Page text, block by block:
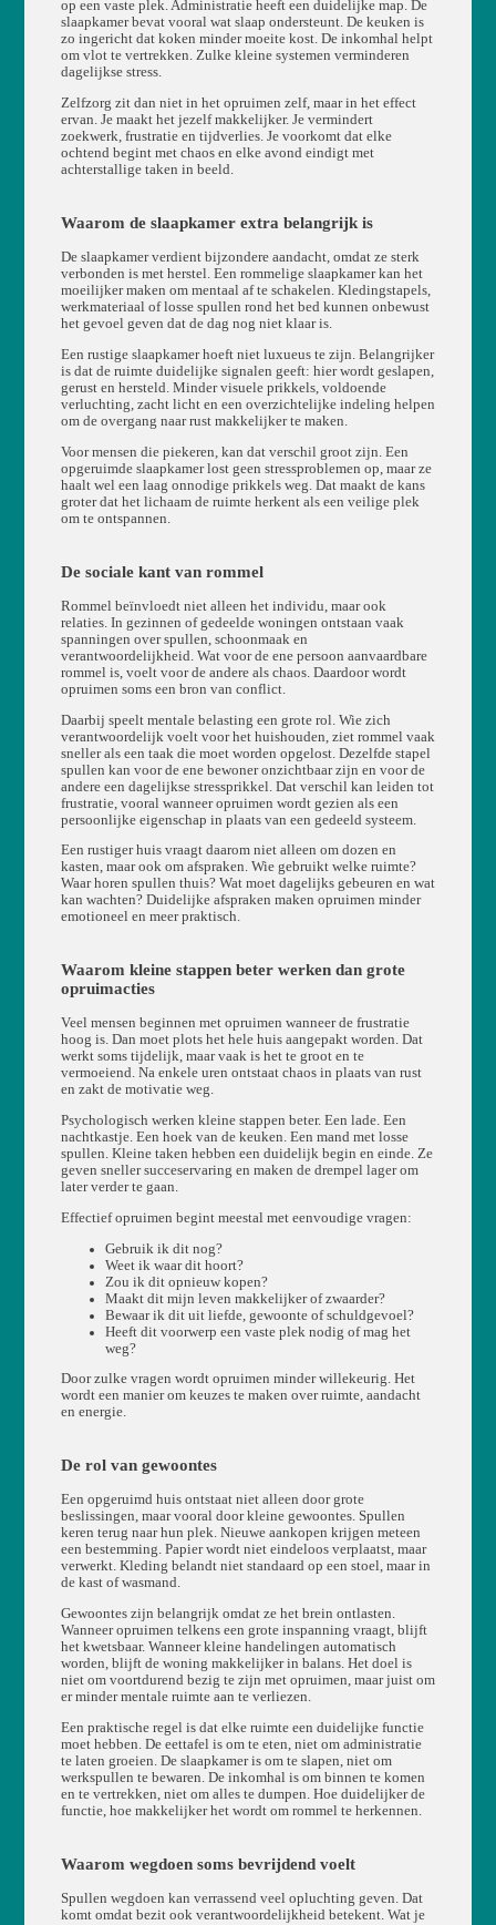
op een vaste plek. Administratie heeft een duidelijke map. De
slaapkamer bevat vooral wat slaap ondersteunt. De keuken is
zo ingericht dat koken minder moeite kost. De inkomhal helpt
om vlot te vertrekken. Zulke kleine systemen verminderen
dagelijkse stress.
Zelfzorg zit dan niet in het opruimen zelf, maar in het effect
ervan. Je maakt het jezelf makkelijker. Je vermindert
zoekwerk, frustratie en tijdverlies. Je voorkomt dat elke
ochtend begint met chaos en elke avond eindigt met
achterstallige taken in beeld.
Waarom de slaapkamer extra belangrijk is
De slaapkamer verdient bijzondere aandacht, omdat ze sterk
verbonden is met herstel. Een rommelige slaapkamer kan het
moeilijker maken om mentaal af te schakelen. Kledingstapels,
werkmateriaal of losse spullen rond het bed kunnen onbewust
het gevoel geven dat de dag nog niet klaar is.
Een rustige slaapkamer hoeft niet luxueus te zijn. Belangrijker
is dat de ruimte duidelijke signalen geeft: hier wordt geslapen,
gerust en hersteld. Minder visuele prikkels, voldoende
verluchting, zacht licht en een overzichtelijke indeling helpen
om de overgang naar rust makkelijker te maken.
Voor mensen die piekeren, kan dat verschil groot zijn. Een
opgeruimde slaapkamer lost geen stressproblemen op, maar ze
haalt wel een laag onnodige prikkels weg. Dat maakt de kans
groter dat het lichaam de ruimte herkent als een veilige plek
om te ontspannen.
De sociale kant van rommel
Rommel beïnvloedt niet alleen het individu, maar ook
relaties. In gezinnen of gedeelde woningen ontstaan vaak
spanningen over spullen, schoonmaak en
verantwoordelijkheid. Wat voor de ene persoon aanvaardbare
rommel is, voelt voor de andere als chaos. Daardoor wordt
opruimen soms een bron van conflict.
Daarbij speelt mentale belasting een grote rol. Wie zich
verantwoordelijk voelt voor het huishouden, ziet rommel vaak
sneller als een taak die moet worden opgelost. Dezelfde stapel
spullen kan voor de ene bewoner onzichtbaar zijn en voor de
andere een dagelijkse stressprikkel. Dat verschil kan leiden tot
frustratie, vooral wanneer opruimen wordt gezien als een
persoonlijke eigenschap in plaats van een gedeeld systeem.
Een rustiger huis vraagt daarom niet alleen om dozen en
kasten, maar ook om afspraken. Wie gebruikt welke ruimte?
Waar horen spullen thuis? Wat moet dagelijks gebeuren en wat
kan wachten? Duidelijke afspraken maken opruimen minder
emotioneel en meer praktisch.
Waarom kleine stappen beter werken dan grote
opruimacties
Veel mensen beginnen met opruimen wanneer de frustratie
hoog is. Dan moet plots het hele huis aangepakt worden. Dat
werkt soms tijdelijk, maar vaak is het te groot en te
vermoeiend. Na enkele uren ontstaat chaos in plaats van rust
en zakt de motivatie weg.
Psychologisch werken kleine stappen beter. Een lade. Een
nachtkastje. Een hoek van de keuken. Een mand met losse
spullen. Kleine taken hebben een duidelijk begin en einde. Ze
geven sneller succeservaring en maken de drempel lager om
later verder te gaan.
Effectief opruimen begint meestal met eenvoudige vragen:
Gebruik ik dit nog?
Weet ik waar dit hoort?
Zou ik dit opnieuw kopen?
Maakt dit mijn leven makkelijker of zwaarder?
Bewaar ik dit uit liefde, gewoonte of schuldgevoel?
Heeft dit voorwerp een vaste plek nodig of mag het
weg?
Door zulke vragen wordt opruimen minder willekeurig. Het
wordt een manier om keuzes te maken over ruimte, aandacht
en energie.
De rol van gewoontes
Een opgeruimd huis ontstaat niet alleen door grote
beslissingen, maar vooral door kleine gewoontes. Spullen
keren terug naar hun plek. Nieuwe aankopen krijgen meteen
een bestemming. Papier wordt niet eindeloos verplaatst, maar
verwerkt. Kleding belandt niet standaard op een stoel, maar in
de kast of wasmand.
Gewoontes zijn belangrijk omdat ze het brein ontlasten.
Wanneer opruimen telkens een grote inspanning vraagt, blijft
het kwetsbaar. Wanneer kleine handelingen automatisch
worden, blijft de woning makkelijker in balans. Het doel is
niet om voortdurend bezig te zijn met opruimen, maar juist om
er minder mentale ruimte aan te verliezen.
Een praktische regel is dat elke ruimte een duidelijke functie
moet hebben. De eettafel is om te eten, niet om administratie
te laten groeien. De slaapkamer is om te slapen, niet om
werkspullen te bewaren. De inkomhal is om binnen te komen
en te vertrekken, niet om alles te dumpen. Hoe duidelijker de
functie, hoe makkelijker het wordt om rommel te herkennen.
Waarom wegdoen soms bevrijdend voelt
Spullen wegdoen kan verrassend veel opluchting geven. Dat
komt omdat bezit ook verantwoordelijkheid betekent. Wat je